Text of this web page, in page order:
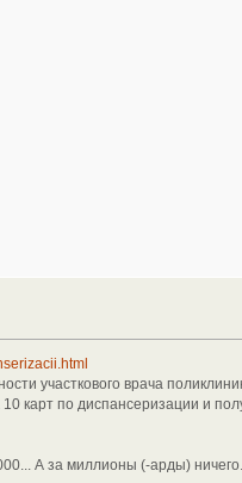
участкового врача
карт по диспансеризации и
А за миллионы (-арды)